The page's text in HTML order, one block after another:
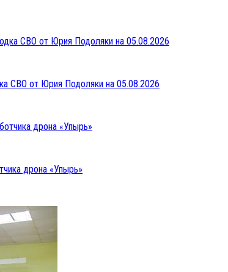
СВО от Юрия Подоляки на 05.08.2026
дрона «Упырь»